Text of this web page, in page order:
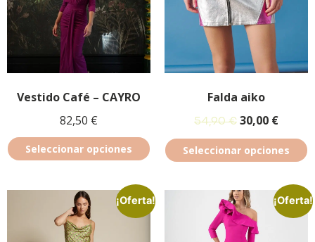
Vestido Café – CAYRO
82,50 €
Seleccionar opciones
Falda aiko
54,90€ 30,00 €
Seleccionar opciones
¡Oferta! ¡Oferta!